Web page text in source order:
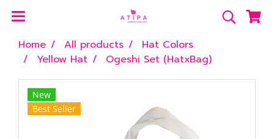
Home All products
Hat Colors
Yellow Hat
Ogeshi Set (HatxBag)
New
Best Seller